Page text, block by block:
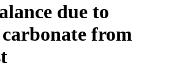
due to
from